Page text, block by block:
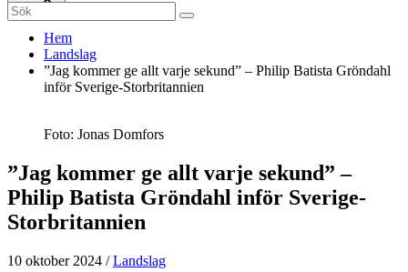
Search
for:
Hem
Landslag
”Jag kommer ge allt varje sekund” – Philip Batista Gröndahl
inför Sverige-Storbritannien
Foto: Jonas Domfors
”Jag kommer ge allt varje sekund” –
Philip Batista Gröndahl inför Sverige-
Storbritannien
10 oktober 2024 /Landslag